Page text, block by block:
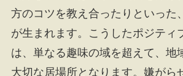
方のコツを教え合ったりといった
が生まれます。こうしたポジティ
は、単なる趣味の域を超えて、地
大切な居場所となります。嫌がら